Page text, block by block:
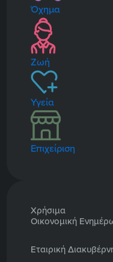
Όχημα
Ζωή
Υγεία
Επιχείριση
Χρήσιμα
Οικονομική
Εταιρική